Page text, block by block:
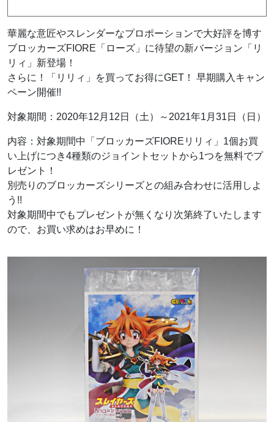
華麗な意匠やスレンダーなプロポーションで大好評を博す
ブロッカーズFIORE「ローズ」に待望の新バージョン「リ
リィ」新登場！
さらに！「リリィ」を買ってお得にGET！ 早期購入キャン
ペーン開催!!
対象期間：2020年12月12日（土）～2021年1月31日（日）
内容：対象期間中「ブロッカーズFIOREリリィ」1個お買
い上げにつき4種類のジョイントセットから1つを無料でプ
レゼント！
別売りのブロッカーズシリーズとの組み合わせに活用しよ
う!!
対象期間中でもプレゼントが無くなり次第終了いたします
ので、お買い求めはお早めに！